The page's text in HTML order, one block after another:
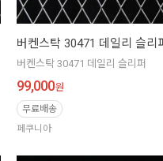
버켄스탁 30471 데일리 슬리
버켄스탁 30471 데일리 슬리퍼
99,000원
무료배송
페쿠니아